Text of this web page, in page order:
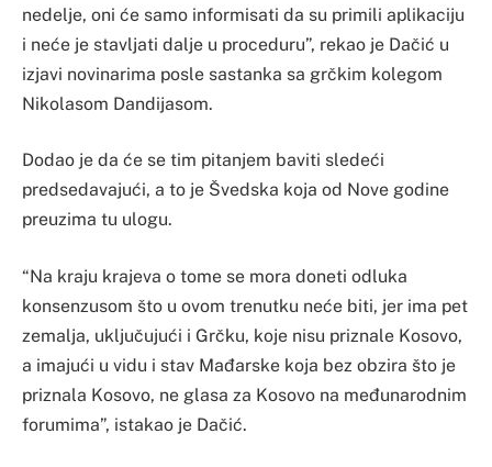
nedelje, oni će samo informisati da su primili aplikaciju
i neće je stavljati dalje u proceduru”, rekao je Dačić u
izjavi novinarima posle sastanka sa grčkim kolegom
Nikolasom Dandijasom.
Dodao je da će se tim pitanjem baviti sledeći
predsedavajući, a to je Švedska koja od Nove godine
preuzima tu ulogu.
“Na kraju krajeva o tome se mora doneti odluka
konsenzusom što u ovom trenutku neće biti, jer ima pet
zemalja, uključujući i Grčku, koje nisu priznale Kosovo,
a imajući u vidu i stav Mađarske koja bez obzira što je
priznala Kosovo, ne glasa za Kosovo na međunarodnim
forumima”, istakao je Dačić.